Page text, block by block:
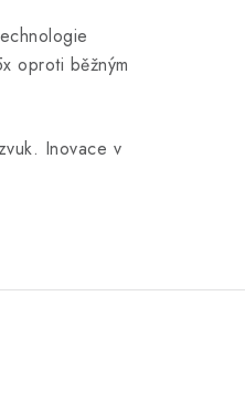
oproti běžným
Inovace v